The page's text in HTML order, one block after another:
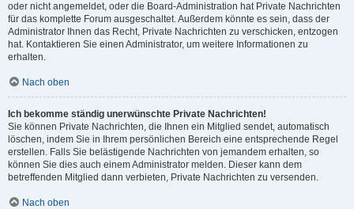
oder nicht angemeldet, oder die Board-Administration hat Private Nachrichten
für das komplette Forum ausgeschaltet. Außerdem könnte es sein, dass der
Administrator Ihnen das Recht, Private Nachrichten zu verschicken, entzogen
hat. Kontaktieren Sie einen Administrator, um weitere Informationen zu
erhalten.
Nach oben
Ich bekomme ständig unerwünschte Private Nachrichten!
Sie können Private Nachrichten, die Ihnen ein Mitglied sendet, automatisch
löschen, indem Sie in Ihrem persönlichen Bereich eine entsprechende Regel
erstellen. Falls Sie belästigende Nachrichten von jemandem erhalten, so
können Sie dies auch einem Administrator melden. Dieser kann dem
betreffenden Mitglied dann verbieten, Private Nachrichten zu versenden.
Nach oben